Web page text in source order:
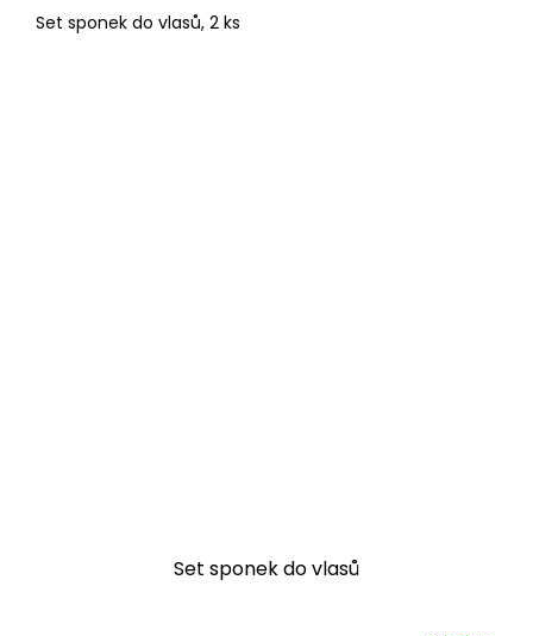
Set sponek do vlasů, 2 ks
Set sponek do vlasů